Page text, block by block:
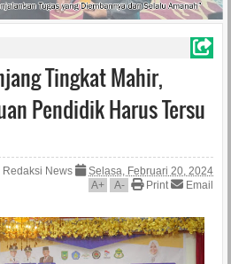
Tingkat Mahir,
Pendidik Harus Tersu
Redaksi News
Selasa, Februari 20, 2024
A+ A- Print Email